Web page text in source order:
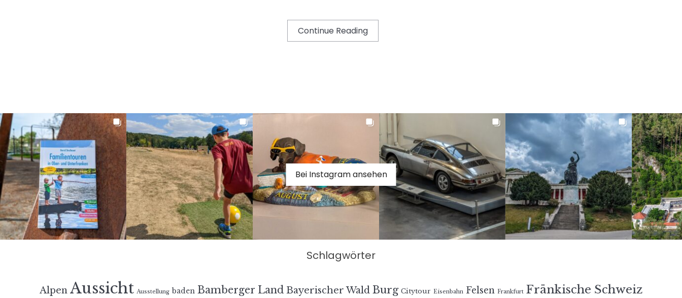
Continue Reading
Bei Instagram ansehen
Schlagwörter
Alpen Aussicht Ausstellung baden Bamberger Land Bayerischer Wald Burg Citytour Eisenbahn Felsen Frankfurt Fränkische Schweiz